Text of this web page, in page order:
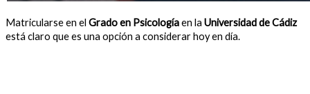
Matricularse en el Grado en Psicologíaen la Universidad de Cádiz
está claro que es una opción a considerar hoy en día.